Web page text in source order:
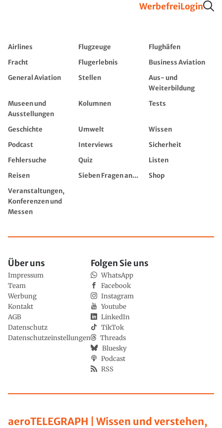
WerbefreiLogin
Airlines Flugzeuge
Flughäfen
Fracht
Flugerlebnis
Business Aviation
General Aviation
Stellen
Aus- und
Weiterbildung
Museen und
Ausstellungen
Kolumnen Tests
Geschichte Umwelt
Wissen
Podcast
Interviews
Sicherheit
Fehlersuche
Quiz
Listen
Reisen
Sieben Fragen an...
Shop
Veranstaltungen,
Konferenzen und
Messen
aeroTELEGRAPH | Wissen und verstehen,
Über uns
Impressum
Team
Werbung
Kontakt
AGB
Datenschutz
Datenschutzeinstellungen
Folgen Sie uns
WhatsApp
Facebook
Instagram
Youtube
LinkedIn
TikTok
Threads
Bluesky
Podcast
RSS